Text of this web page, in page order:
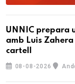
UNNIC prepara
amb Luis
cartell
08-08-2026